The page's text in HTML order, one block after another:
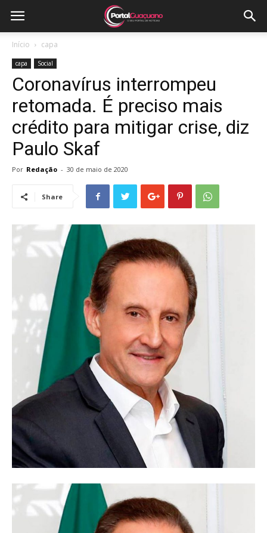
Início capa
capa Social
Coronavírus interrompeu
retomada. É preciso mais
crédito para mitigar crise, diz
Paulo Skaf
Por Redação - 30 de maio de 2020
Share